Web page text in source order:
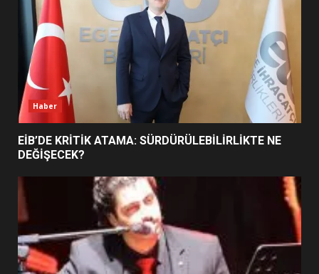
6
BURHANİYE SATRANÇ
TURNUVASI KAYITLARI NEYİ
DEĞİŞTİRİYOR?
BURHANİYE BELEDİYESPOR’DA
YENİ YÖNETİM NASIL
Haber
EİB’DE KRİTİK ATAMA: SÜRDÜRÜLEBİLİRLİKTE NE
DEĞİŞECEK?